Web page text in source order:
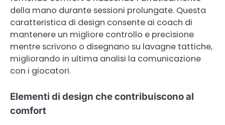
della mano durante sessioni prolungate. Questa
caratteristica di design consente ai coach di
mantenere un migliore controllo e precisione
mentre scrivono o disegnano su lavagne tattiche,
migliorando in ultima analisi la comunicazione
con i giocatori.
Elementi di design che contribuiscono al
comfort